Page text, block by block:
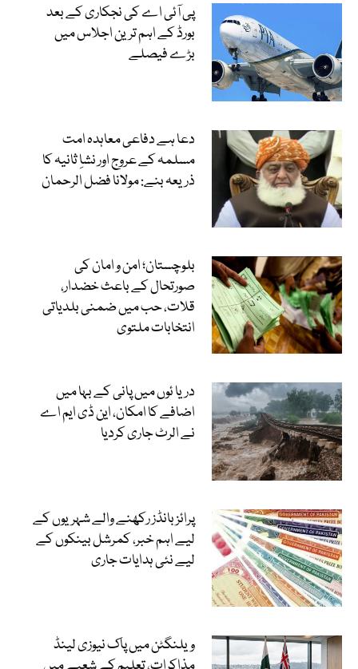
پی آئی اے کی نجکاری کے بعد
بورڈ کے اہم ترین اجلاس میں
بڑے فیصلے
دعا ہے دفاعی معاہدہ امت
مسلمہ کے عروج اور نشاِ ثانیہ کا
ذریعہ بنے: مولانا فضل الرحمان
بلوچستان؛ امن و امان کی
صورتحال کے باعث خضدار،
قلات، حب میں ضمنی بلدیاتی
انتخابات ملتوی
دریا ئوں میں پانی کے بہا میں
اضافے کا امکان، این ڈی ایم اے
نے الرٹ جاری کردیا
پرائز بانڈز رکھنے والے شہریوں کے
لیے اہم خبر، کمرشل بینکوں کے
لیے نئی ہدایات جاری
ویلنگٹن میں پاک نیوزی لینڈ